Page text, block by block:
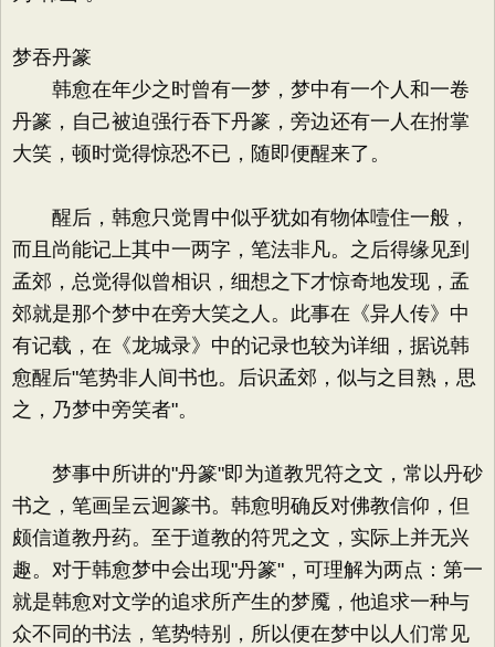
梦吞丹篆
韩愈在年少之时曾有一梦，梦中有一个人和一卷
丹篆，自己被迫强行吞下丹篆，旁边还有一人在拊掌
大笑，顿时觉得惊恐不已，随即便醒来了。
醒后，韩愈只觉胃中似乎犹如有物体噎住一般，
而且尚能记上其中一两字，笔法非凡。之后得缘见到
孟郊，总觉得似曾相识，细想之下才惊奇地发现，孟
郊就是那个梦中在旁大笑之人。此事在《异人传》中
有记载，在《龙城录》中的记录也较为详细，据说韩
愈醒后"笔势非人间书也。后识孟郊，似与之目熟，思
之，乃梦中旁笑者"。
梦事中所讲的"丹篆"即为道教咒符之文，常以丹砂
书之，笔画呈云迥篆书。韩愈明确反对佛教信仰，但
颇信道教丹药。至于道教的符咒之文，实际上并无兴
趣。对于韩愈梦中会出现"丹篆"，可理解为两点：第一
就是韩愈对文学的追求所产生的梦魇，他追求一种与
众不同的书法，笔势特别，所以便在梦中以人们常见